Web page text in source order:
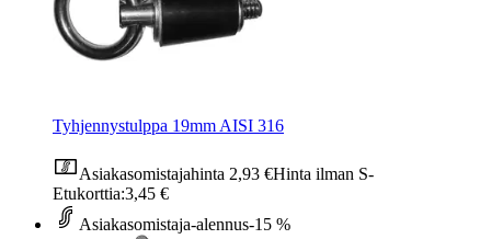
Tyhjennystulppa 19mm AISI 316
Asiakasomistajahinta 2,93 €Hinta ilman S-
Etukorttia:3,45 €
Asiakasomistaja-alennus-15 %